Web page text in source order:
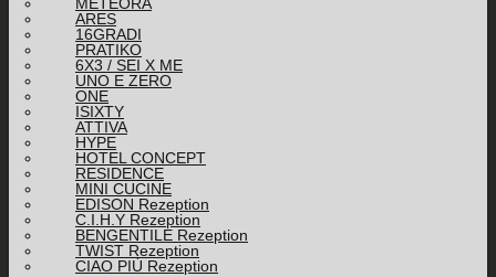
METEORA
ARES
16GRADI
PRATIKO
6X3 / SEI X ME
UNO E ZERO
ONE
ISIXTY
ATTIVA
HYPE
HOTEL CONCEPT
RESIDENCE
MINI CUCINE
EDISON Rezeption
C.I.H.Y Rezeption
BENGENTILE Rezeption
TWIST Rezeption
CIAO PIÙ Rezeption